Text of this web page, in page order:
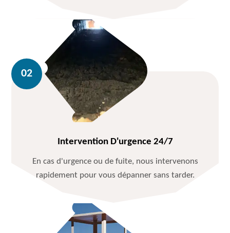
Intervention D'urgence 24/7
En cas d'urgence ou de fuite, nous intervenons
rapidement pour vous dépanner sans tarder.